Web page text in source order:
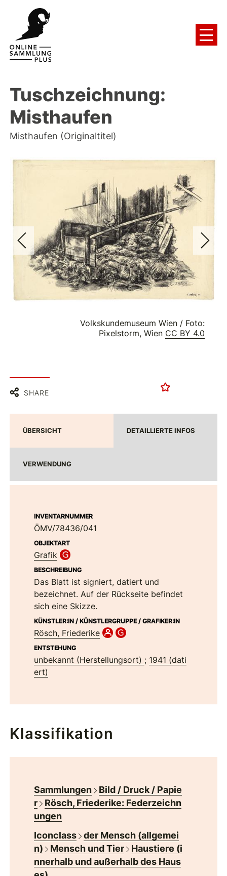
Tuschzeichnung:
Misthaufen
Misthaufen (Originaltitel)
Volkskundemuseum Wien / Foto:
Pixelstorm, Wien CC BY 4.0
SHARE
ÜBERSICHT DETAILLIERTE INFOS
VERWENDUNG
INVENTARNUMMER
ÖMV/78436/041
OBJEKTART
Grafik
BESCHREIBUNG
Das Blatt ist signiert, datiert und
bezeichnet. Auf der Rückseite befindet
sich eine Skizze.
KÜNSTLER:IN / KÜNSTLERGRUPPE / GRAFIKER:IN
Rösch, Friederike
ENTSTEHUNG
unbekannt (Herstellungsort) ; 1941 (dati
ert)
Klassifikation
Sammlungen
Bild / Druck / Papie
r
Rösch, Friederike: Federzeichn
ungen
Iconclass
der Mensch (allgemei
n)
Mensch und Tier
Haustiere (i
nnerhalb und außerhalb des Haus